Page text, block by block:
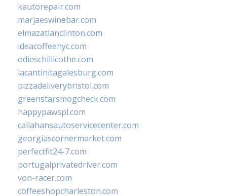
kautorepair.com
marjaeswinebar.com
elmazatlanclinton.com
ideacoffeenyc.com
odieschillicothe.com
lacantinitagalesburg.com
pizzadeliverybristol.com
greenstarsmogcheck.com
happypawspl.com
callahansautoservicecenter.com
georgiascornermarket.com
perfectfit24-7.com
portugalprivatedriver.com
von-racer.com
coffeeshopcharleston.com